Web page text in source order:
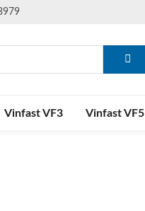
Vinfast VF3 Vinfast VF5